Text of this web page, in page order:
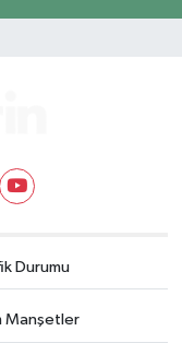
Durumu
Manşetler